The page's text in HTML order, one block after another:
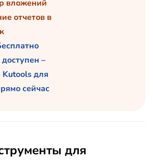
вложений
отчетов в
–
Kutools для
сейчас
для